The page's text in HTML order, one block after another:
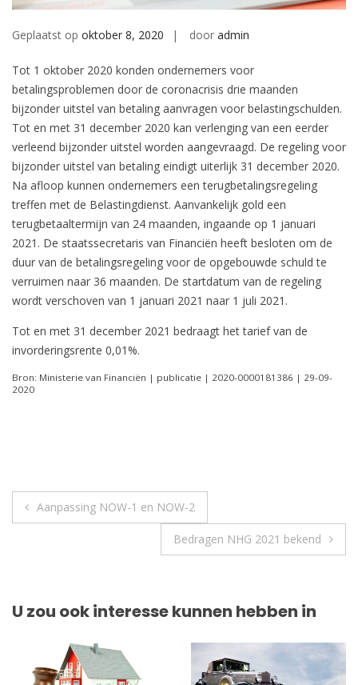
Geplaatst op oktober 8, 2020 door admin
Tot 1 oktober 2020 konden ondernemers voor
betalingsproblemen door de coronacrisis drie maanden
bijzonder uitstel van betaling aanvragen voor belastingschulden.
Tot en met 31 december 2020 kan verlenging van een eerder
verleend bijzonder uitstel worden aangevraagd. De regeling voor
bijzonder uitstel van betaling eindigt uiterlijk 31 december 2020.
Na afloop kunnen ondernemers een terugbetalingsregeling
treffen met de Belastingdienst. Aanvankelijk gold een
terugbetaaltermijn van 24 maanden, ingaande op 1 januari
2021. De staatssecretaris van Financiën heeft besloten om de
duur van de betalingsregeling voor de opgebouwde schuld te
verruimen naar 36 maanden. De startdatum van de regeling
wordt verschoven van 1 januari 2021 naar 1 juli 2021.
Tot en met 31 december 2021 bedraagt het tarief van de
invorderingsrente 0,01%.
Bron: Ministerie van Financiën | publicatie | 2020-0000181386 | 29-09-
2020
Berichtnavigatie
Aanpassing NOW-1 en NOW-2
Bedragen NHG 2021 bekend
U zou ook interesse kunnen hebben in